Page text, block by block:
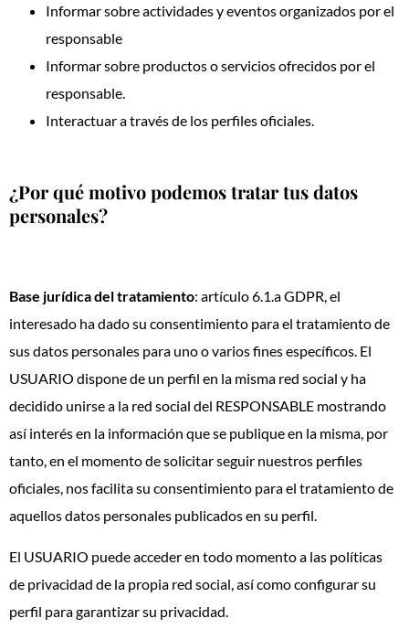
Informar sobre actividades y eventos organizados por el
responsable
Informar sobre productos o servicios ofrecidos por el
responsable.
Interactuar a través de los perfiles oficiales.
¿Por qué motivo podemos tratar tus datos
personales?
Base jurídica del tratamiento: artículo 6.1.a GDPR, el
interesado ha dado su consentimiento para el tratamiento de
sus datos personales para uno o varios fines específicos. El
USUARIO dispone de un perfil en la misma red social y ha
decidido unirse a la red social del RESPONSABLE mostrando
así interés en la información que se publique en la misma, por
tanto, en el momento de solicitar seguir nuestros perfiles
oficiales, nos facilita su consentimiento para el tratamiento de
aquellos datos personales publicados en su perfil.
El USUARIO puede acceder en todo momento a las políticas
de privacidad de la propia red social, así como configurar su
perfil para garantizar su privacidad.